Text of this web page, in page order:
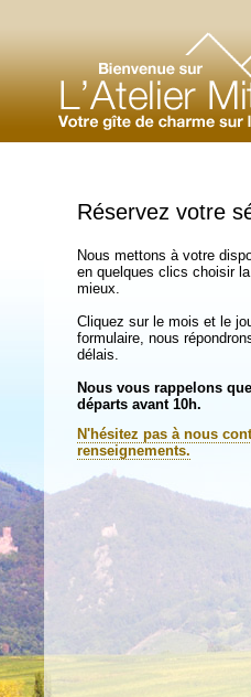
Réservez votre
Nous mettons à votre
en quelques clics choisir
mieux.
Cliquez sur le mois et le
formulaire, nous
délais.
Nous vous rappelons
départs avant 10h.
N'hésitez pas à nous
renseignements.